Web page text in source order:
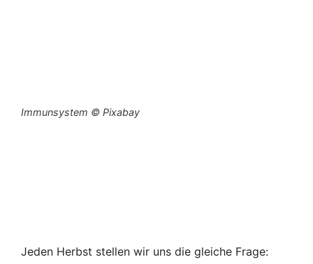
Immunsystem © Pixabay
Jeden Herbst stellen wir uns die gleiche Frage: